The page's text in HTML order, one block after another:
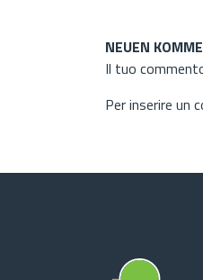
NEUEN
Il tuo
Per inserire un